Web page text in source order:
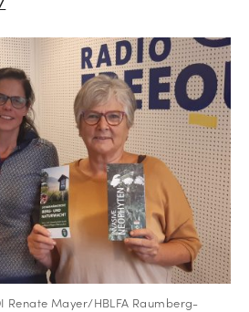
Renate Mayer/HBLFA Raumberg-